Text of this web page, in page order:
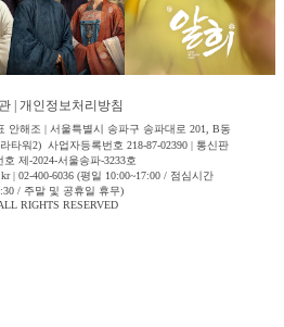
개인정보처리방침
안해조 | 서울특별시 송파구 송파대로 201, B동
타워2) 사업자등록번호 218-87-02390 | 통신판
제-2024-서울송파-3233호
| 02-400-6036 (평일 10:00~17:00 / 점심시간
/ 주말 및 공휴일 휴무)
RIGHTS RESERVED